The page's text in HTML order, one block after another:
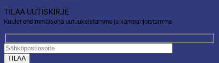
TILAA UUTISKIRJE
Kuulet ensimmäisenä uutuuksistamme ja kampanjoistamme